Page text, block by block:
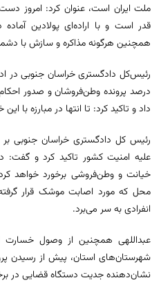
ملت ایران است، عنوان کرد: امروز
قدر است و با اراده‌ای پولادین
همچنین هرگونه مذاکره و سازش با
درصد پرونده وطن‌فروشان و صدور
داد و تاکید کرد: تا انتها در مبارزه با
رئیس کل دادگستری خراسان جنوبی بر
علیه امنیت کشور تاکید کرد و گفت:
خیانت و وطن‌فروشی برخورد خواهد
محل که مورد اصابت موشک قرار
انفرادی به سر می‌برد.
عبداللهی همچنین از وصول خسارت
شهرستان‌های استان، پیش از رسیدن
نشان‌دهنده جدیت دستگاه قضایی در